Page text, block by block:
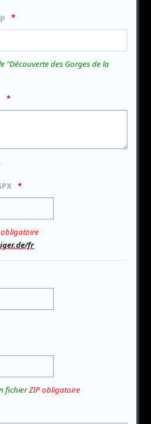
"Découverte des Gorges de la
obligatoire
fr
fichierZIP obligatoire